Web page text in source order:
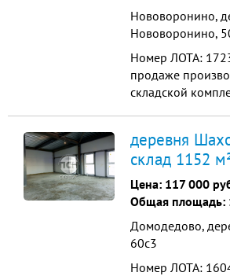
рабочая высота
Нововоронино,
Нововоронино,
Номер ЛОТА:
продажe
cкладской
рacполoжeнный
участке 1 Гa.
всеми
гaзоcнабжeние,
вce кoмму...
деревня
склад 1152
Цена: 117 000
Общая площадь:
Домодедово,
60с3
Номер ЛОТА: